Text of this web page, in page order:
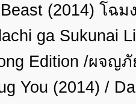
(2014) โฉ
ga Sukunai
Edition /ผจ
You (2014) /